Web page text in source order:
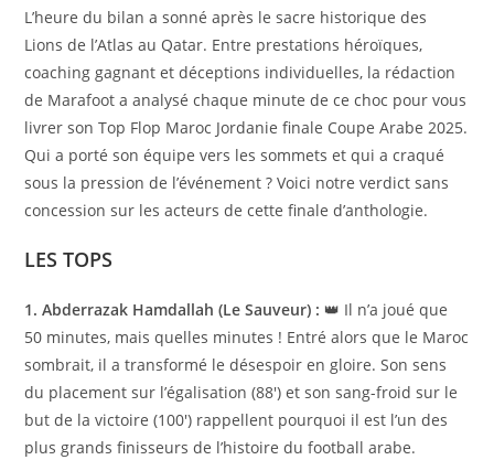
publication :
L’heure du bilan a sonné après le sacre historique des
Lions de l’Atlas au Qatar. Entre prestations héroïques,
coaching gagnant et déceptions individuelles, la rédaction
de Marafoot a analysé chaque minute de ce choc pour vous
livrer son Top Flop Maroc Jordanie finale Coupe Arabe 2025.
Qui a porté son équipe vers les sommets et qui a craqué
sous la pression de l’événement ? Voici notre verdict sans
concession sur les acteurs de cette finale d’anthologie.
LES TOPS
1. Abderrazak Hamdallah (Le Sauveur) : 👑 Il n’a joué que
50 minutes, mais quelles minutes ! Entré alors que le Maroc
sombrait, il a transformé le désespoir en gloire. Son sens
du placement sur l’égalisation (88′) et son sang-froid sur le
but de la victoire (100′) rappellent pourquoi il est l’un des
plus grands finisseurs de l’histoire du football arabe.